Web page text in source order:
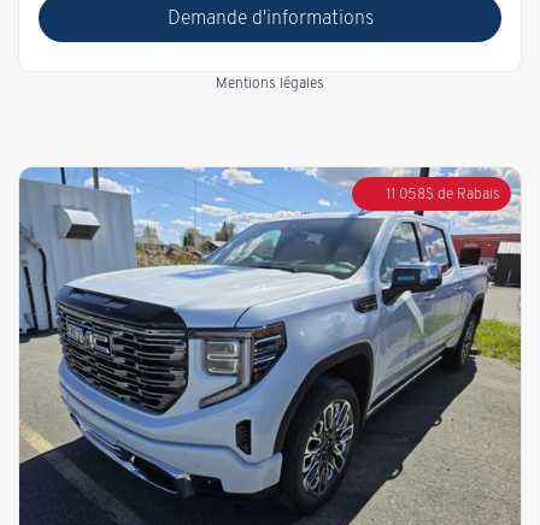
Demande d'informations
Mentions légales
11 058$ de Rabais